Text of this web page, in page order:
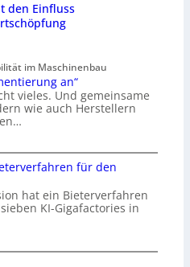
den Einfluss
im Maschinenbau
an“
vieles. Und gemeinsame
wie auch Herstellern
für den
hat ein Bieterverfahren
KI-Gigafactories in